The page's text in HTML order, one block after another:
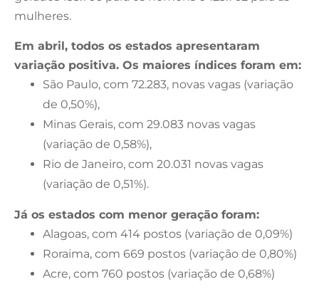
mulheres.
Em abril, todos os estados apresentaram
variação positiva. Os maiores índices foram em:
São Paulo, com 72.283, novas vagas (variação
de 0,50%),
Minas Gerais, com 29.083 novas vagas
(variação de 0,58%),
Rio de Janeiro, com 20.031 novas vagas
(variação de 0,51%).
Já os estados com menor geração foram:
Alagoas, com 414 postos (variação de 0,09%)
Roraima, com 669 postos (variação de 0,80%)
Acre, com 760 postos (variação de 0,68%)